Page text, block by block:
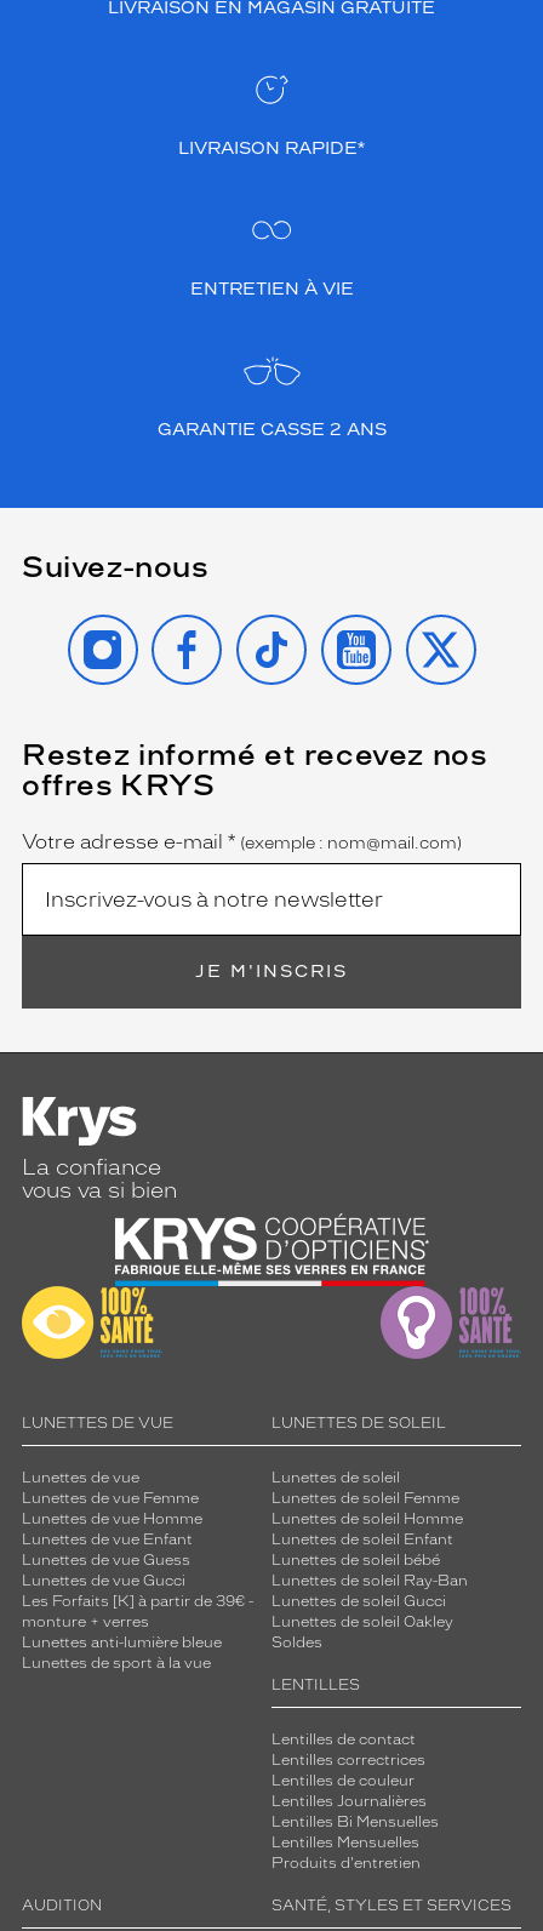
LIVRAISON EN MAGASIN GRATUITE
LIVRAISON RAPIDE*
ENTRETIEN À VIE
GARANTIE CASSE 2 ANS
Suivez-nous
INSTAGRAMFACEBOOK
TIKTOK YOUTUBE
X
Restez informé et recevez nos
offres KRYS
Name
Votre adresse e-mail *
(Ce
champ
est
(exemple : nom@mail.com)
JE M'INSCRIS
La confiance
vous va si bien
LUNETTES DE VUE
Lunettes de vue
Lunettes de vue Femme
Lunettes de vue Homme
Lunettes de vue Enfant
Lunettes de vue Guess
Lunettes de vue Gucci
Les Forfaits [K] à partir de 39€ -
monture + verres
Lunettes anti-lumière bleue
Lunettes de sport à la vue
LUNETTES DE SOLEIL
Lunettes de soleil
Lunettes de soleil Femme
Lunettes de soleil Homme
Lunettes de soleil Enfant
Lunettes de soleil bébé
Lunettes de soleil Ray-Ban
Lunettes de soleil Gucci
Lunettes de soleil Oakley
Soldes
LENTILLES
Lentilles de contact
Lentilles correctrices
Lentilles de couleur
Lentilles Journalières
Lentilles Bi Mensuelles
Lentilles Mensuelles
Produits d'entretien
AUDITION SANTÉ, STYLES ET SERVICES